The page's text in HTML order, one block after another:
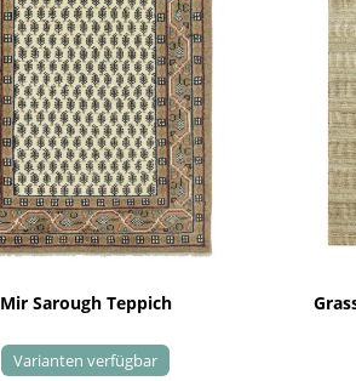
Mir Sarough Teppich
Varianten verfügbar